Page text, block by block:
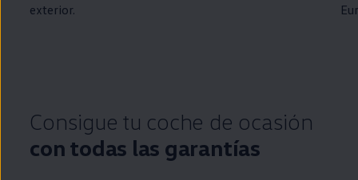
exterior.
Consigue tu coche de ocasión
con todas las garantías